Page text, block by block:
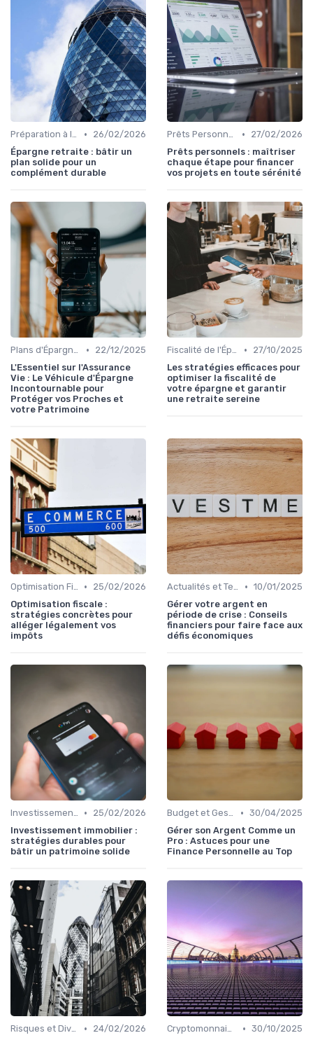
Préparation à la Retraite •
26/02/2026
Épargne retraite : bâtir un
plan solide pour un
complément durable
Prêts Personnels et Consommation •
27/02/2026
Prêts personnels : maîtriser
chaque étape pour financer
vos projets en toute sérénité
Plans d'Épargne et Assurance Vie •
22/12/2025
L'Essentiel sur l'Assurance
Vie : Le Véhicule d'Épargne
Incontournable pour
Protéger vos Proches et
votre Patrimoine
Fiscalité de l'Épargne •
27/10/2025
Les stratégies efficaces pour
optimiser la fiscalité de
votre épargne et garantir
une retraite sereine
Optimisation Fiscale •
25/02/2026
Optimisation fiscale :
stratégies concrètes pour
alléger légalement vos
impôts
Actualités et Tendances Économiques • 10/01/2025
Gérer votre argent en
période de crise : Conseils
financiers pour faire face aux
défis économiques
Investissement Immobilier •
25/02/2026
Investissement immobilier :
stratégies durables pour
bâtir un patrimoine solide
Budget et Gestion des Finances Personnelles • 30/04/2025
Gérer son Argent Comme un
Pro : Astuces pour une
Finance Personnelle au Top
Risques et Diversification d'Investissement •
24/02/2026
Cryptomonnaies et Investissements Alternatifs • 30/10/2025